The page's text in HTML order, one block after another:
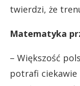
twierdzi, że
Matematyka
– Większość
potrafi ciekawie